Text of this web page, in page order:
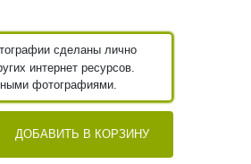
сделаны лично
интернет ресурсов.
фотографиями.
ДОБАВИТЬ В КОРЗИНУ